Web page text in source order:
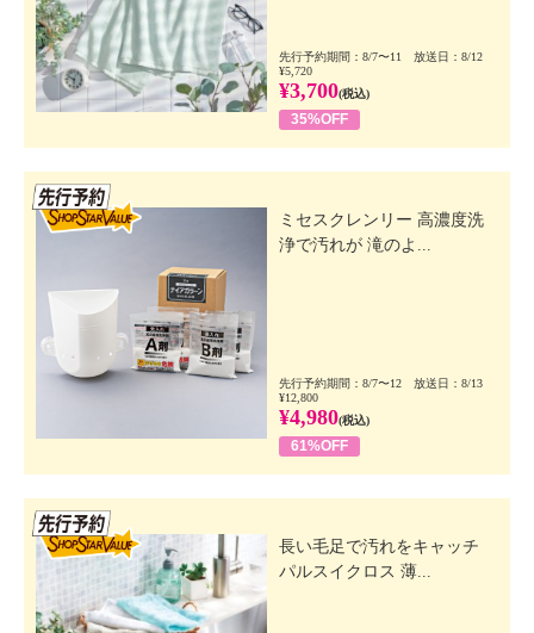
先行予約期間：8/7〜11 放送日：8/12
¥5,720
¥3,700(税込)
35%OFF
ミセスクレンリー 高濃度洗
浄で汚れが 滝のよ...
先行予約期間：8/7〜12 放送日：8/13
¥12,800
¥4,980(税込)
61%OFF
長い毛足で汚れをキャッチ
パルスイクロス 薄...